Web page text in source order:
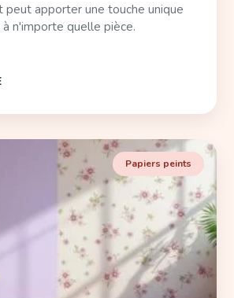
peut apporter une touche unique
n'importe quelle pièce.
Papiers peints